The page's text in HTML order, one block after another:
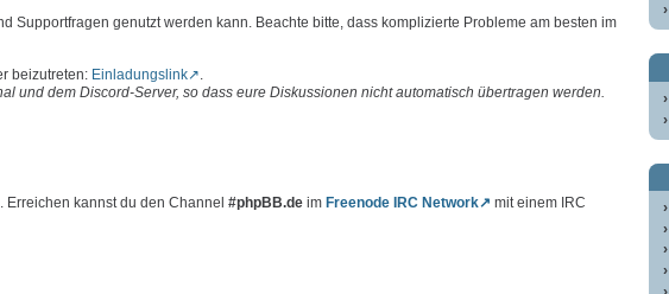
Supportfragen genutzt werden kann. Beachte bitte, dass komplizierte Probleme am besten im
beizutreten: Einladungslink
.
und dem Discord-Server, so dass eure Diskussionen nicht automatisch übertragen werden.
Erreichen kannst du den Channel #phpBB.de im Freenode IRC Network
mit einem IRC